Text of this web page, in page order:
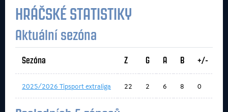
HRÁČSKÉ STATISTIKY
Aktuální sezóna
Sezóna Z G A B +/-
2025/2026 Tipsport extraliga 22 2 6 8 0